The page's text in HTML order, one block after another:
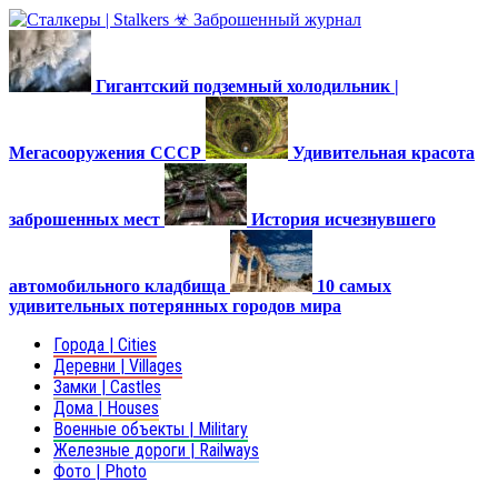
Гигантский подземный холодильник |
Мегасооружения СССР Удивительная красота
заброшенных мест История исчезнувшего
автомобильного кладбища
10 самых
удивительных потерянных городов мира
Города | Cities
Деревни | Villages
Замки | Castles
Дома | Houses
Военные объекты | Military
Железные дороги | Railways
Фото | Photo